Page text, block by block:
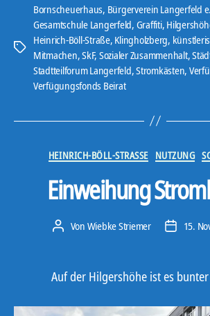
Schlagwörter
Bornscheuerhaus, Bürgerverein Langerfeld
Gesamtschule Langerfeld, Graffiti,
Heinrich-Böll-Straße, Klingholzberg,
Mitmachen,SkF, Sozialer Zusammenhalt,
Stadtteilforum Langerfeld,Stromkästen,
Verfügungsfonds Beirat
Kategorien
HEINRICH-BÖLL-STRASSE NUTZUNG
Einweihung
Beitragsautor
Von Wiebke Striemer 15.
Auf der Hilgershöhe ist es